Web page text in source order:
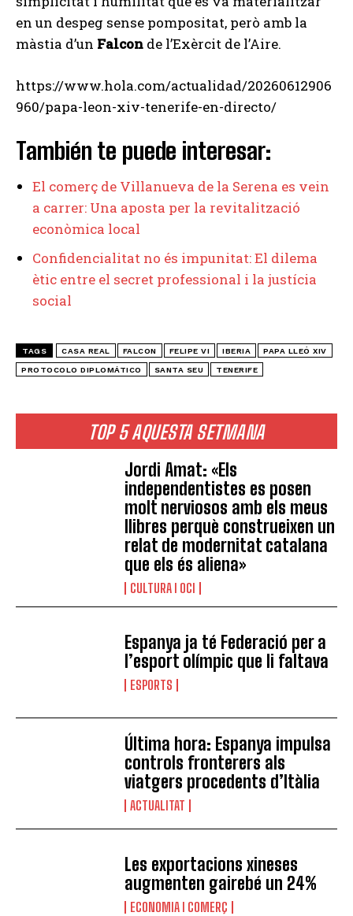
TOP 5 AQUESTA SETMANA
Jordi Amat: «Els
independentistes es posen
molt nerviosos amb els meus
llibres perquè construeixen un
relat de modernitat catalana
que els és aliena»
CULTURA I OCI
Espanya ja té Federació per a
l’esport olímpic que li faltava
ESPORTS
Última hora: Espanya impulsa
controls fronterers als
viatgers procedents d’Itàlia
ACTUALITAT
Les exportacions xineses
augmenten gairebé un 24%
ECONOMIA I COMERÇ
en un despeg sense pompositat, però amb la
màstia d’un Falcon de l’Exèrcit de l’Aire.
https://www.hola.com/actualidad/20260612906
960/papa-leon-xiv-tenerife-en-directo/
También te puede interesar:
El comerç de Villanueva de la Serena es vein
a carrer: Una aposta per la revitalització
econòmica local
Confidencialitat no és impunitat: El dilema
ètic entre el secret professional i la justícia
social
TAGS CASA REAL FALCON FELIPE VI IBERIA PAPA LLEÓ XIV
PROTOCOLO DIPLOMÁTICO SANTA SEU TENERIFE